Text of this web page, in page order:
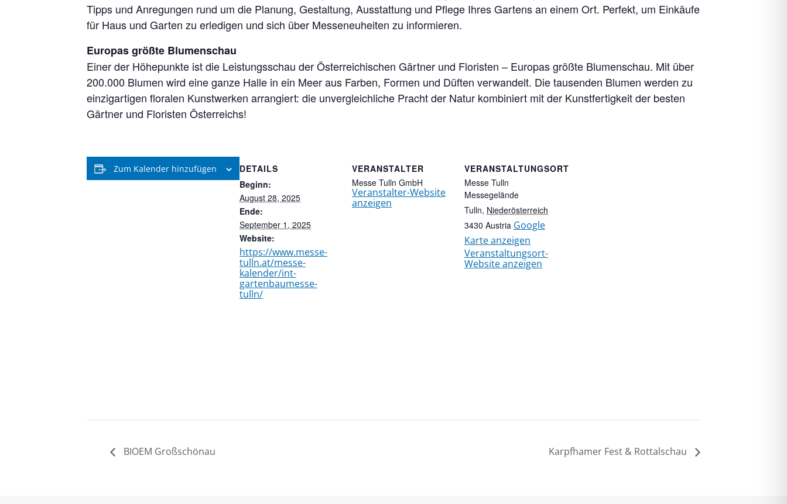
Tipps und Anregungen rund um die Planung, Gestaltung, Ausstattung und Pflege Ihres Gartens an einem Ort. Perfekt, um Einkäufe
für Haus und Garten zu erledigen und sich über Messeneuheiten zu informieren.
Europas größte Blumenschau
Einer der Höhepunkte ist die Leistungsschau der Österreichischen Gärtner und Floristen – Europas größte Blumenschau. Mit über
200.000 Blumen wird eine ganze Halle in ein Meer aus Farben, Formen und Düften verwandelt. Die tausenden Blumen werden zu
einzigartigen floralen Kunstwerken arrangiert: die unvergleichliche Pracht der Natur kombiniert mit der Kunstfertigkeit der besten
Gärtner und Floristen Österreichs!
Zum Kalender hinzufügen
DETAILS
Beginn:
August 28, 2025
Ende:
September 1, 2025
Website:
https://www.messe-
tulln.at/messe-
kalender/int-
gartenbaumesse-
tulln/
VERANSTALTER
Messe Tulln GmbH
Veranstalter-Website
anzeigen
VERANSTALTUNGSORT
Messe Tulln
Messegelände
Tulln, Niederösterreich
3430 Austria Google
Karte anzeigen
Veranstaltungsort-
Website anzeigen
BIOEM Großschönau Karpfhamer Fest & Rottalschau